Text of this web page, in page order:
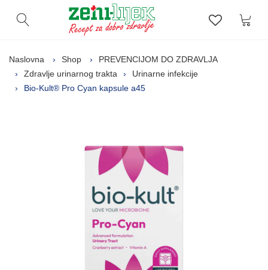
Otvori pretragu Lista
Naslovna Shop
PREVENCIJOM DO ZDRAVLJA
Zdravlje urinarnog trakta
Urinarne infekcije
Bio-Kult® Pro Cyan kapsule a45